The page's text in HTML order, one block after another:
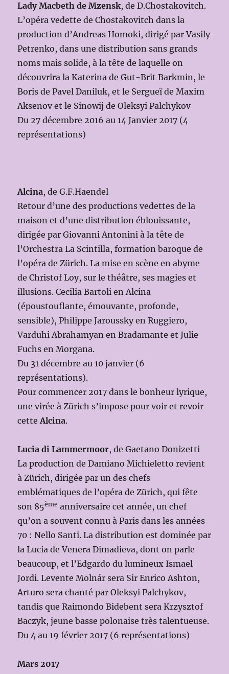
Lady Macbeth de Mzensk, de D.Chostakovitch.
L’opéra vedette de Chostakovitch dans la
production d’Andreas Homoki, dirigé par Vasily
Petrenko, dans une distribution sans grands
noms mais solide, à la tête de laquelle on
découvrira la Katerina de Gut-Brit Barkmin, le
Boris de Pavel Daniluk, et le Sergueï de Maxim
Aksenov et le Sinowij de Oleksyi Palchykov
Du 27 décembre 2016 au 14 Janvier 2017 (4
représentations)
Alcina, de G.F.Haendel
Retour d’une des productions vedettes de la
maison et d’une distribution éblouissante,
dirigée par Giovanni Antonini à la tête de
l’Orchestra La Scintilla, formation baroque de
l’opéra de Zürich. La mise en scène en abyme
de Christof Loy, sur le théâtre, ses magies et
illusions. Cecilia Bartoli en Alcina
(époustouflante, émouvante, profonde,
sensible), Philippe Jaroussky en Ruggiero,
Varduhi Abrahamyan en Bradamante et Julie
Fuchs en Morgana.
Du 31 décembre au 10 janvier (6
représentations).
Pour commencer 2017 dans le bonheur lyrique,
une virée à Zürich s’impose pour voir et revoir
cetteAlcina.
Lucia di Lammermoor, de Gaetano Donizetti
La production de Damiano Michieletto revient
à Zürich, dirigée par un des chefs
emblématiques de l’opéra de Zürich, qui fête
son 85ème anniversaire cet année, un chef
qu’on a souvent connu à Paris dans les années
70 : Nello Santi. La distribution est dominée par
la Lucia de Venera Dimadieva, dont on parle
beaucoup, et l’Edgardo du lumineux Ismael
Jordi. Levente Molnár sera Sir Enrico Ashton,
Arturo sera chanté par Oleksyi Palchykov,
tandis que Raimondo Bidebent sera Krzysztof
Baczyk, jeune basse polonaise très talentueuse.
Du 4 au 19 février 2017 (6 représentations)
Mars 2017